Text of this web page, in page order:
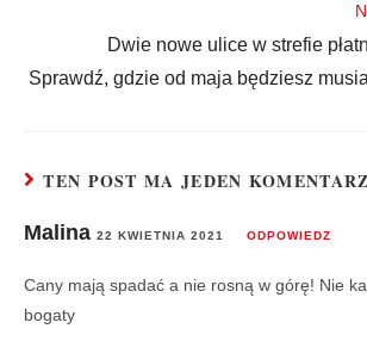
Dwie nowe ulice w strefie
Sprawdź, gdzie od maja będziesz
TEN POST MA JEDEN KOMENTARZ
Malina 22 KWIETNIA 2021 ODPOWIEDZ
Cany mają spadać a nie rosną w górę! Nie
bogaty